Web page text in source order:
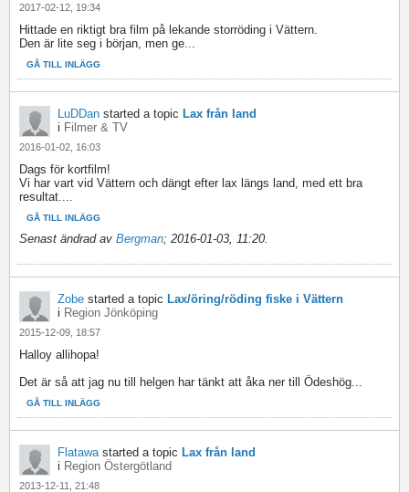
2017-02-12, 19:34
Hittade en riktigt bra film på lekande storröding i Vättern.
Den är lite seg i början, men ge...
GÅ TILL INLÄGG
LuDDan started a topic Lax från land
i Filmer & TV
2016-01-02, 16:03
Dags för kortfilm!
Vi har vart vid Vättern och dängt efter lax längs land, med ett bra
resultat....
GÅ TILL INLÄGG
Senast ändrad av Bergman; 2016-01-03, 11:20.
Zobe started a topic Lax/öring/röding fiske i Vättern
i Region Jönköping
2015-12-09, 18:57
Halloy allihopa!
Det är så att jag nu till helgen har tänkt att åka ner till Ödeshög...
GÅ TILL INLÄGG
Flatawastarted a topic Lax från land
i Region Östergötland
2013-12-11, 21:48